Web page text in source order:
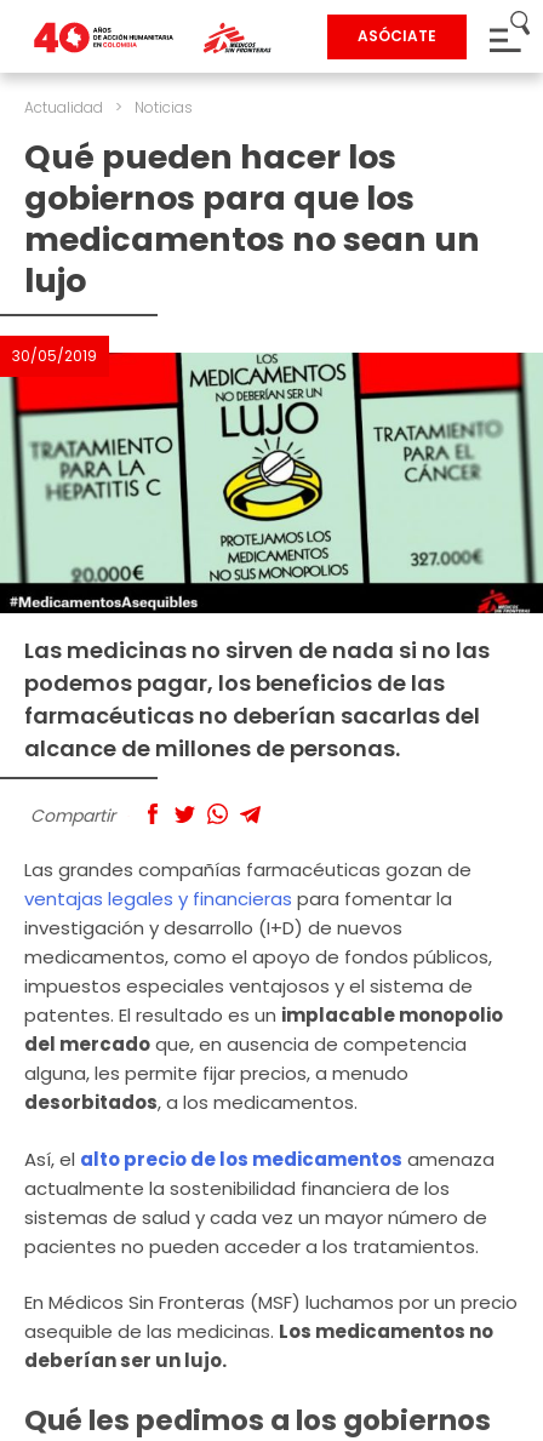
ASÓCIATE
Actualidad > Noticias
Qué pueden hacer los
gobiernos para que los
medicamentos no sean un
lujo
30/05/2019
Las medicinas no sirven de nada si no las
podemos pagar, los beneficios de las
farmacéuticas no deberían sacarlas del
alcance de millones de personas.
Compartir
Las grandes compañías farmacéuticas gozan de
ventajas legales y financieras para fomentar la
investigación y desarrollo (I+D) de nuevos
medicamentos, como el apoyo de fondos públicos,
impuestos especiales ventajosos y el sistema de
patentes. El resultado es un implacable monopolio
del mercadoque, en ausencia de competencia
alguna, les permite fijar precios, a menudo
desorbitados, a los medicamentos.
Así, el alto precio de los medicamentos amenaza
actualmente la sostenibilidad financiera de los
sistemas de salud y cada vez un mayor número de
pacientes no pueden acceder a los tratamientos.
En Médicos Sin Fronteras (MSF) luchamos por un precio
asequible de las medicinas. Los medicamentos no
deberían ser un lujo.
Qué les pedimos a los gobiernos